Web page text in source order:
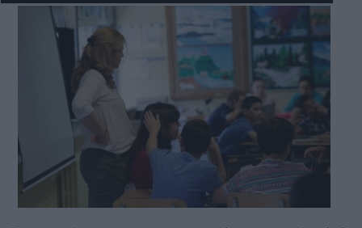
Legitimación:
Destinatarios: